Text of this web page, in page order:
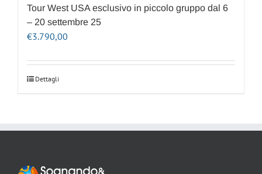
Tour West USA esclusivo in piccolo gruppo dal 6
– 20 settembre 25
€3.790,00
Dettagli